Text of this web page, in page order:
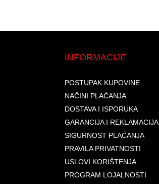
INFORMACIJE
POSTUPAK KUPOVINE
NAČINI PLAĆANJA
DOSTAVA I ISPORUKA
GARANCIJA I REKLAMACIJA
SIGURNOST PLAĆANJA
PRAVILA PRIVATNOSTI
USLOVI KORIŠTENJA
PROGRAM LOJALNOSTI